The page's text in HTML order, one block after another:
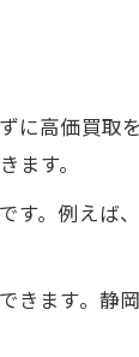
高価買取
す。
。例えば
ます。静